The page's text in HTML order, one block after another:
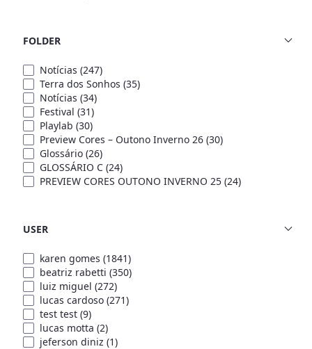
FOLDER
Notícias (247)
Terra dos Sonhos (35)
Notícias (34)
Festival (31)
Playlab (30)
Preview Cores – Outono Inverno 26 (30)
Glossário (26)
GLOSSÁRIO C (24)
PREVIEW CORES OUTONO INVERNO 25 (24)
USER
karen gomes (1841)
beatriz rabetti (350)
luiz miguel (272)
lucas cardoso (271)
test test (9)
lucas motta (2)
jeferson diniz (1)